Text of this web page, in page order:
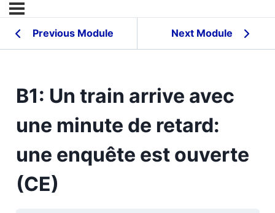
Previous Module Next Module
B1: Un train arrive avec
une minute de retard:
une enquête est ouverte
(CE)